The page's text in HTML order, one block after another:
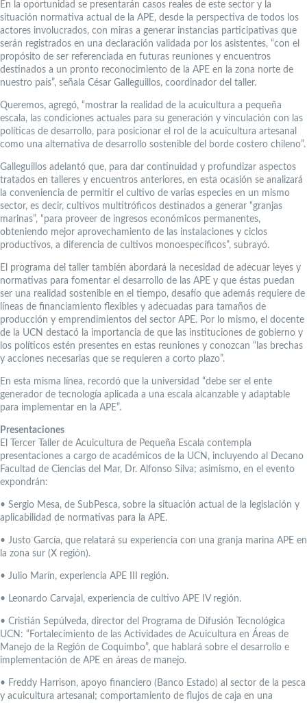
En la oportunidad se presentarán casos reales de este sector y la
situación normativa actual de la APE, desde la perspectiva de todos los
actores involucrados, con miras a generar instancias participativas que
serán registrados en una declaración validada por los asistentes, “con el
propósito de ser referenciada en futuras reuniones y encuentros
destinados a un pronto reconocimiento de la APE en la zona norte de
nuestro país”, señala César Galleguillos, coordinador del taller.
Queremos, agregó, “mostrar la realidad de la acuicultura a pequeña
escala, las condiciones actuales para su generación y vinculación con las
políticas de desarrollo, para posicionar el rol de la acuicultura artesanal
como una alternativa de desarrollo sostenible del borde costero chileno”.
Galleguillos adelantó que, para dar continuidad y profundizar aspectos
tratados en talleres y encuentros anteriores, en esta ocasión se analizará
la conveniencia de permitir el cultivo de varias especies en un mismo
sector, es decir, cultivos multitróficos destinados a generar “granjas
marinas”, “para proveer de ingresos económicos permanentes,
obteniendo mejor aprovechamiento de las instalaciones y ciclos
productivos, a diferencia de cultivos monoespecíficos”, subrayó.
El programa del taller también abordará la necesidad de adecuar leyes y
normativas para fomentar el desarrollo de las APE y que éstas puedan
ser una realidad sostenible en el tiempo, desafío que además requiere de
líneas de financiamiento flexibles y adecuadas para tamaños de
producción y emprendimientos del sector APE. Por lo mismo, el docente
de la UCN destacó la importancia de que las instituciones de gobierno y
los políticos estén presentes en estas reuniones y conozcan “las brechas
y acciones necesarias que se requieren a corto plazo”.
En esta misma línea, recordó que la universidad “debe ser el ente
generador de tecnología aplicada a una escala alcanzable y adaptable
para implementar en la APE”.
Presentaciones
El Tercer Taller de Acuicultura de Pequeña Escala contempla
presentaciones a cargo de académicos de la UCN, incluyendo al Decano
Facultad de Ciencias del Mar, Dr. Alfonso Silva; asimismo, en el evento
expondrán:
• Sergio Mesa, de SubPesca, sobre la situación actual de la legislación y
aplicabilidad de normativas para la APE.
• Justo García, que relatará su experiencia con una granja marina APE en
la zona sur (X región).
• Julio Marín, experiencia APE III región.
• Leonardo Carvajal, experiencia de cultivo APE IV región.
• Cristián Sepúlveda, director del Programa de Difusión Tecnológica
UCN: “Fortalecimiento de las Actividades de Acuicultura en Áreas de
Manejo de la Región de Coquimbo”, que hablará sobre el desarrollo e
implementación de APE en áreas de manejo.
• Freddy Harrison, apoyo financiero (Banco Estado) al sector de la pesca
y acuicultura artesanal; comportamiento de flujos de caja en una